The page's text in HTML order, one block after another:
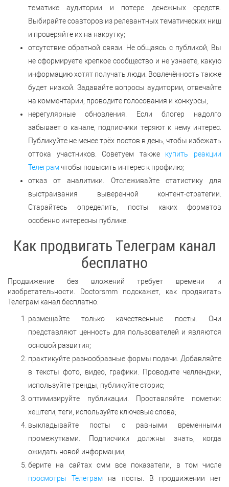
тематике аудитории и потере денежных средств.
Выбирайте соавторов из релевантных тематических ниш
и проверяйте их на накрутку;
отсутствие обратной связи. Не общаясь с публикой, Вы
не сформируете крепкое сообщество и не узнаете, какую
информацию хотят получать люди. Вовлечённость также
будет низкой. Задавайте вопросы аудитории, отвечайте
на комментарии, проводите голосования и конкурсы;
нерегулярные обновления. Если блогер надолго
забывает о канале, подписчики теряют к нему интерес.
Публикуйте не менее трёх постов в день, чтобы избежать
оттока участников. Советуем также купить реакции
Телеграмчтобы повысить интерес к профилю;
отказ от аналитики. Отслеживайте статистику для
выстраивания выверенной контент-стратегии.
Старайтесь определить, посты каких форматов
особенно интересны публике.
Как продвигать Телеграм канал
бесплатно
Продвижение без вложений требует времени и
изобретательности. Doctorsmm подскажет, как продвигать
Телеграм канал бесплатно:
размещайте только качественные посты. Они
представляют ценность для пользователей и являются
основой развития;
практикуйте разнообразные формы подачи. Добавляйте
в тексты фото, видео, графики. Проводите челленджи,
используйте тренды, публикуйте сторис;
оптимизируйте публикации. Проставляйте пометки:
хештеги, теги, используйте ключевые слова;
выкладывайте посты с равными временными
промежутками. Подписчики должны знать, когда
ожидать новой информации;
берите на сайтах смм все показатели, в том числе
просмотры Телеграм на посты. В продвижении нет